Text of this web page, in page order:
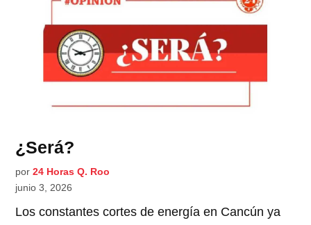
¿Será?
por 24 Horas Q. Roo
junio 3, 2026
Los constantes cortes de energía en Cancún ya